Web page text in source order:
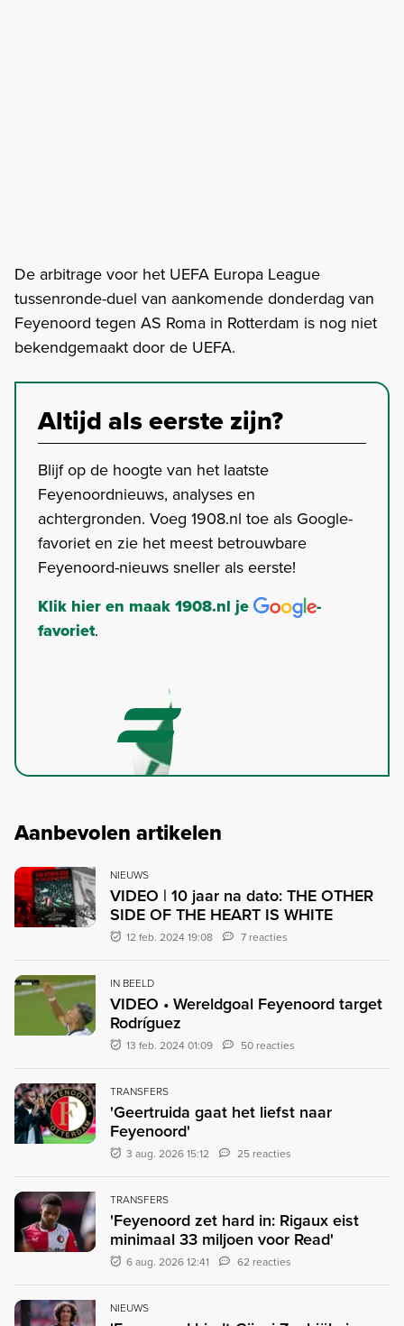
De arbitrage voor het UEFA Europa League
tussenronde-duel van aankomende donderdag van
Feyenoord tegen AS Roma in Rotterdam is nog niet
bekendgemaakt door de UEFA.
Altijd als eerste zijn?
Blijf op de hoogte van het laatste
Feyenoordnieuws, analyses en
achtergronden. Voeg 1908.nl toe als Google-
favoriet en zie het meest betrouwbare
Feyenoord-nieuws sneller als eerste!
Klik hier en maak 1908.nl je
-
favoriet.
Aanbevolen artikelen
NIEUWS
VIDEO | 10 jaar na dato: THE OTHER
SIDE OF THE HEART IS WHITE
12 feb. 2024 19:08 7 reacties
IN BEELD
VIDEO • Wereldgoal Feyenoord target
Rodríguez
13 feb. 2024 01:09 50 reacties
TRANSFERS
'Geertruida gaat het liefst naar
Feyenoord'
3 aug. 2026 15:12 25 reacties
TRANSFERS
'Feyenoord zet hard in: Rigaux eist
minimaal 33 miljoen voor Read'
6 aug. 2026 12:41 62 reacties
NIEUWS